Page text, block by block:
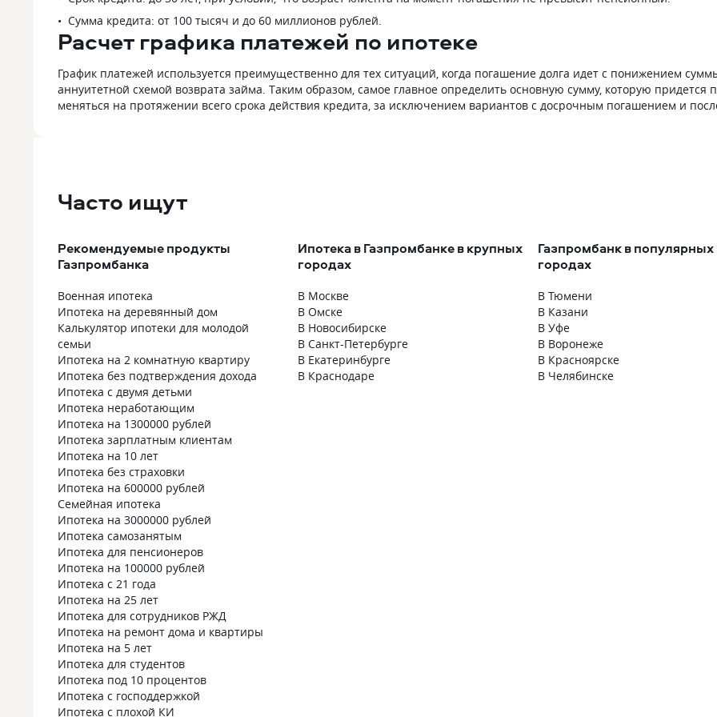
Сумма кредита: от 100 тысяч и до 60 миллионов рублей.
Расчет графика платежей по ипотеке
График платежей используется преимущественно для тех ситуаций, когда погашение долга идет с понижением
аннуитетной схемой возврата займа. Таким образом, самое главное определить основную сумму, которую
меняться на протяжении всего срока действия кредита, за исключением вариантов с досрочным погашением и
Часто ищут
Рекомендуемые продукты
Газпромбанка
Военная ипотека
Ипотека на деревянный дом
Калькулятор ипотеки для молодой
семьи
Ипотека на 2 комнатную квартиру
Ипотека без подтверждения дохода
Ипотека с двумя детьми
Ипотека неработающим
Ипотека на 1300000 рублей
Ипотека зарплатным клиентам
Ипотека на 10 лет
Ипотека без страховки
Ипотека на 600000 рублей
Семейная ипотека
Ипотека на 3000000 рублей
Ипотека самозанятым
Ипотека для пенсионеров
Ипотека на 100000 рублей
Ипотека с 21 года
Ипотека на 25 лет
Ипотека для сотрудников РЖД
Ипотека на ремонт дома и квартиры
Ипотека на 5 лет
Ипотека для студентов
Ипотека под 10 процентов
Ипотека с господдержкой
Ипотека с плохой КИ
Ипотека в Газпромбанке в крупных
городах
В Москве
В Омске
В Новосибирске
В Санкт-Петербурге
В Екатеринбурге
В Краснодаре
Газпромбанк в популярных
городах
В Тюмени
В Казани
В Уфе
В Воронеже
В Красноярске
В Челябинске